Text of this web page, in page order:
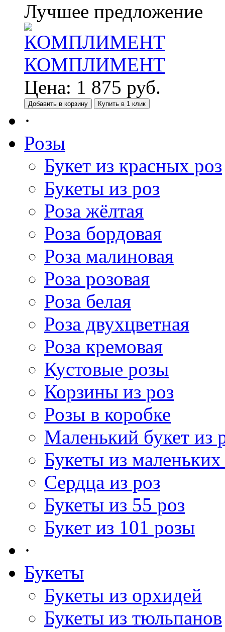
Лучшее предложение
КОМПЛИМЕНТ
Цена: 1 875 руб.
Добавить в корзину Купить в 1 клик
·
Розы
Букет из красных роз
Букеты из роз
Роза жёлтая
Роза бордовая
Роза малиновая
Роза розовая
Роза белая
Роза двухцветная
Роза кремовая
Кустовые розы
Корзины из роз
Розы в коробке
Маленький букет из
Букеты из маленьких
Сердца из роз
Букеты из 55 роз
Букет из 101 розы
·
Букеты
Букеты из орхидей
Букеты из тюльпанов